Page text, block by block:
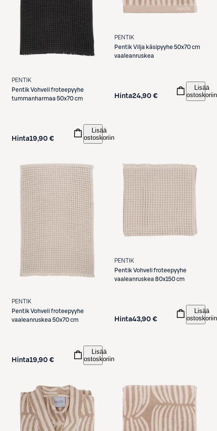
PENTIK
Pentik Vohveli froteepyyhe
tummanharmaa 50x70 cm
Hinta19,90 €
Lisää
ostoskoriin
PENTIK
Pentik Vilja käsipyyhe 50x70 cm
vaaleanruskea
Hinta24,90 €
Lisää
ostoskoriin
PENTIK
Pentik Vohveli froteepyyhe
vaaleanruskea 50x70 cm
Hinta19,90 €
Lisää
ostoskoriin
PENTIK
Pentik Vohveli froteepyyhe
vaaleanruskea 80x150 cm
Hinta43,90 €
Lisää
ostoskoriin